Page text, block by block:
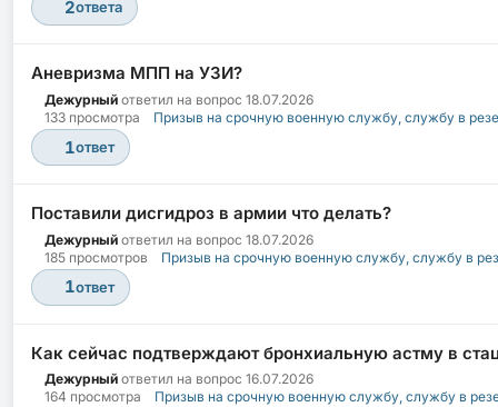
2ответа
Аневризма МПП на УЗИ?
Дежурный ответил на вопрос 18.07.2026
133 просмотра
Призыв на срочную военную службу, службу в
1ответ
Поставили дисгидроз в армии что делать?
Дежурный ответил на вопрос 18.07.2026
185 просмотров
Призыв на срочную военную службу, службу в
1ответ
Как сейчас подтверждают бронхиальную астму в
Дежурный ответил на вопрос 16.07.2026
164 просмотра
Призыв на срочную военную службу, службу в